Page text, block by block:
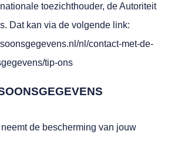
toezichthouder, de Autoriteit
Dat kan via de volgende link:
nl/contact-met-de-
tip-ons
de bescherming van jouw